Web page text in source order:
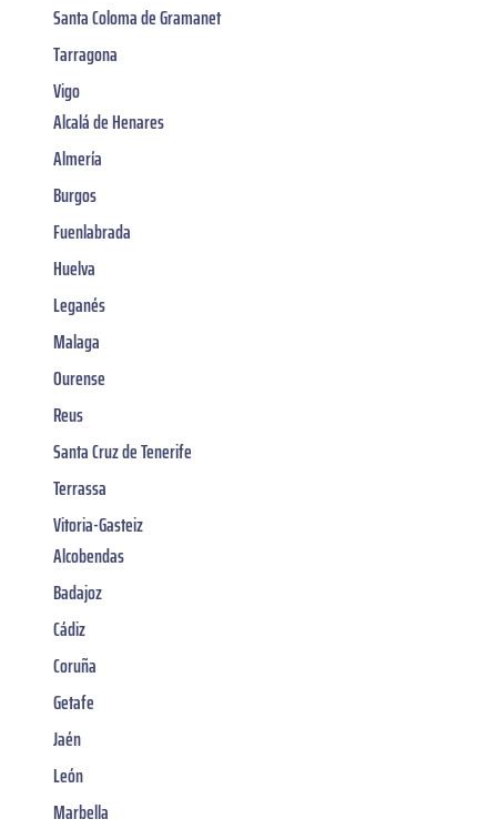
Santa Coloma de Gramanet
Tarragona
Vigo
Alcalá de Henares
Almería
Burgos
Fuenlabrada
Huelva
Leganés
Malaga
Ourense
Reus
Santa Cruz de Tenerife
Terrassa
Vitoria-Gasteiz
Alcobendas
Badajoz
Cádiz
Coruña
Getafe
Jaén
León
Marbella